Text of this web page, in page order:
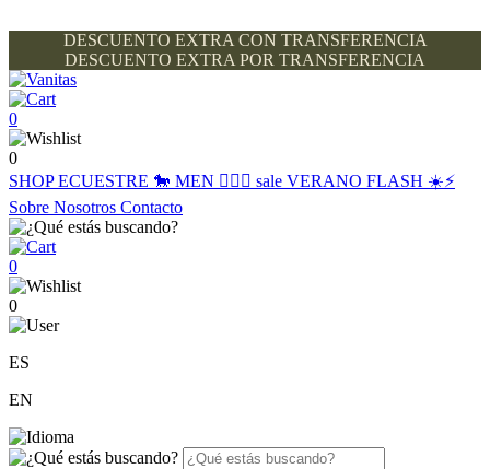
DESCUENTO EXTRA CON TRANSFERENCIA
DESCUENTO EXTRA POR TRANSFERENCIA
0
0
SHOPECUESTRE 🐎 MEN 🙋🏽‍♂️ sale VERANO FLASH ☀️⚡️
Sobre Nosotros Contacto
0
0
ES
EN